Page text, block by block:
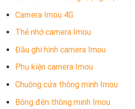
Camera Imou 4G
Thẻ nhớ camera Imou
Đầu ghi hình camera Imou
Phụ kiện camera Imou
Chuông cửa thông minh Imou
Bóng đèn thông minh Imou